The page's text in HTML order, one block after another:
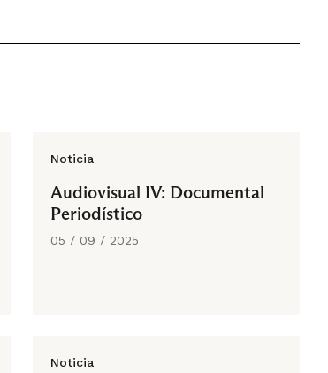
Noticia
Audiovisual IV: Documental
Periodístico
05 / 09 / 2025
Noticia